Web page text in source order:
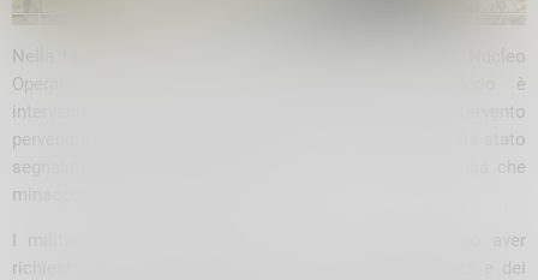
Nella tarda mattinata odierna la pattuglia in turno del Nucleo
Operativo Radiomobile della Compagnia di Sondrio è
intervenuta a Tresivio a seguito di una richiesta d’intervento
pervenuta sul numero di emergenza “112”, con la quale era stato
segnalato un giovane a torso nudo sul tetto di una casa che
minacciava di lanciarsi nel vuoto.
I militari, vista la situazione di estrema gravità, dopo aver
richiesto con urgenza l’invio sul posto di un’ambulanza e dei